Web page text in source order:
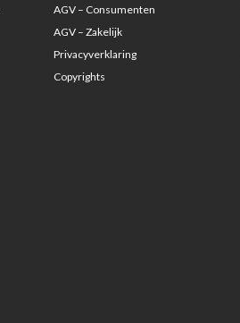
AGV – Consumenten
AGV – Zakelijk
Privacyverklaring
Copyrights